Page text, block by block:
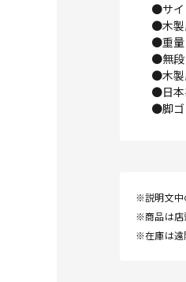
●サ
●木
●重量
●無段
●木
●日本
●脚ゴ
※説明文中
※商品は店
※在庫は遠